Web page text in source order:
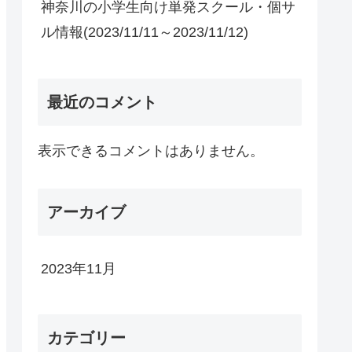
神奈川の小学生向け単発スクール・個サ
ル情報(2023/11/11～2023/11/12)
最近のコメント
表示できるコメントはありません。
アーカイブ
2023年11月
カテゴリー